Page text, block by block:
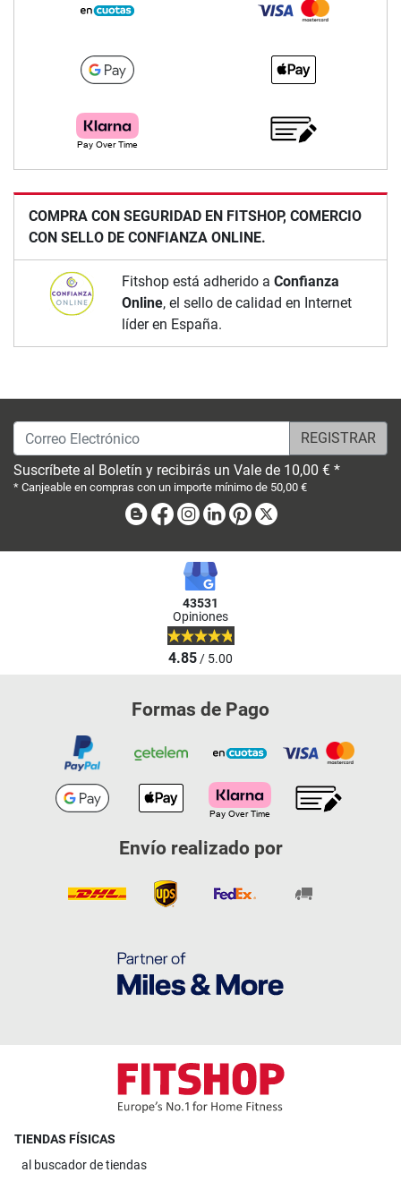
COMPRA CON SEGURIDAD EN FITSHOP, COMERCIO
CON SELLO DE CONFIANZA ONLINE.
Fitshop está adherido a Confianza
Online, el sello de calidad en Internet
líder en España.
Correo Electrónico
Suscríbete al Boletín y recibirás un Vale de 10,00 € *
* Canjeable en compras con un importe mínimo de 50,00 €
BlogFacebook
Instagram
LinkedinPinterest
43531
Opiniones
4.85/ 5.00
Formas de Pago
Envío realizado por
TIENDAS FÍSICAS
al buscador de tiendas